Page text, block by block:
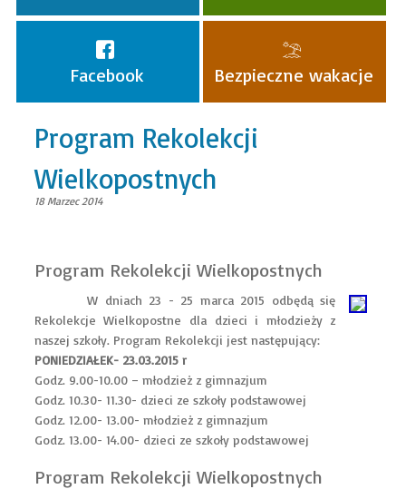
Facebook Bezpieczne wakacje
Program Rekolekcji
Wielkopostnych
18 Marzec 2014
Program Rekolekcji Wielkopostnych
W dniach 23 - 25 marca 2015 odbędą się
Rekolekcje Wielkopostne dla dzieci i młodzieży z
naszej szkoły. Program Rekolekcji jest następujący:
PONIEDZIAŁEK- 23.03.2015 r
Godz. 9.00-10.00 – młodzież z gimnazjum
Godz. 10.30- 11.30- dzieci ze szkoły podstawowej
Godz. 12.00- 13.00- młodzież z gimnazjum
Godz. 13.00- 14.00- dzieci ze szkoły podstawowej
Program Rekolekcji Wielkopostnych